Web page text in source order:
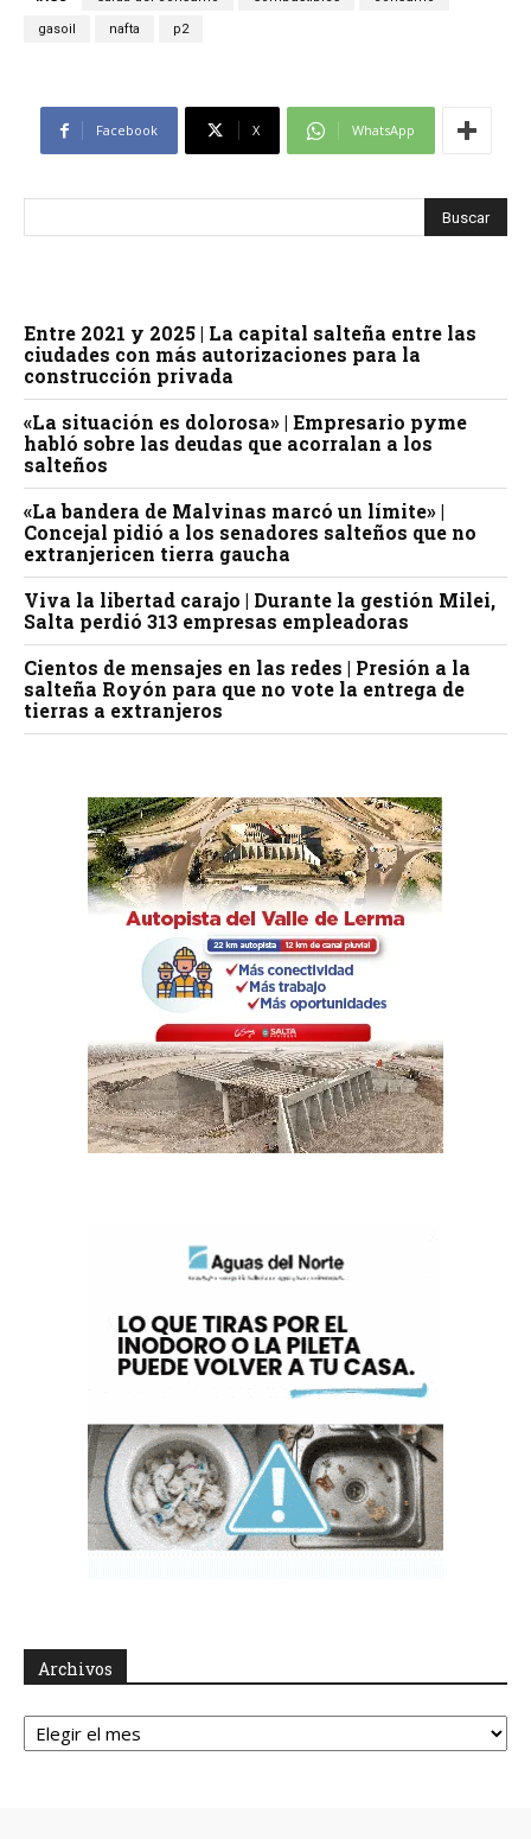
gasoil nafta p2
Facebook X WhatsApp
Entre 2021 y 2025 | La capital salteña entre las
ciudades con más autorizaciones para la
construcción privada
«La situación es dolorosa» | Empresario pyme
habló sobre las deudas que acorralan a los
salteños
«La bandera de Malvinas marcó un límite» |
Concejal pidió a los senadores salteños que no
extranjericen tierra gaucha
Viva la libertad carajo | Durante la gestión Milei,
Salta perdió 313 empresas empleadoras
Cientos de mensajes en las redes | Presión a la
salteña Royón para que no vote la entrega de
tierras a extranjeros
Archivos
Archivos